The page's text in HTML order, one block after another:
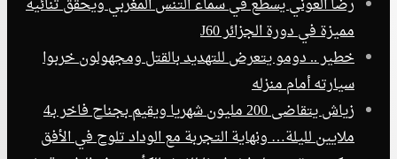
رضا العوني يسطع في سماء التنس المغربي ويحقق ثنائية
مميزة في دورة الجزائر J60
خطير .. دومو يتعرض للتهديد بالقتل ومجهولون خربوا
سيارته أمام منزله
زياش يتقاضى 200 مليون شهريا ويقيم بجناح فاخر بـ4
ملايين لليلة… ونهاية التجربة مع الوداد تلوح في الأفق